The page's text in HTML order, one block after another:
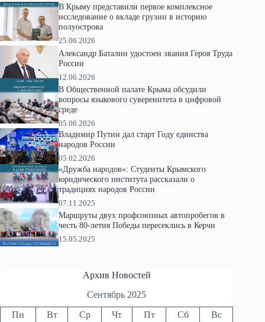
В Крыму представили первое комплексное
исследование о вкладе грузин в историю
полуострова
25.06.2026
Александр Баталин удостоен звания Героя Труда
России
12.06.2026
В Общественной палате Крыма обсудили
вопросы языкового суверенитета в цифровой
среде
05.06.2026
Владимир Путин дал старт Году единства
народов России
05.02.2026
«Дружба народов»: Студенты Крымского
юридического института рассказали о
традициях народов России
07.11.2025
Маршруты двух профсоюзных автопробегов в
честь 80-летия Победы пересеклись в Керчи
15.05.2025
Архив Новостей
Сентябрь 2025
Пн Вт Ср Чт Пт Сб
Вс